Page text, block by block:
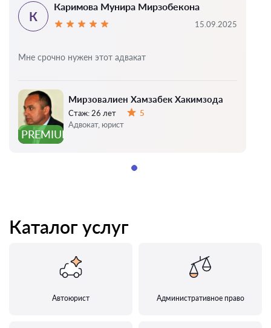
PREMIUM
Мирзовалиен Хамзабек Хакимзода
Стаж: 26 лет
5
Адвокат, юрист
К
Каримова Мунира Мирзобекона
15.09.2025
Мне срочно нужен этот адвакат
Каталог услуг
Автоюрист Административное право